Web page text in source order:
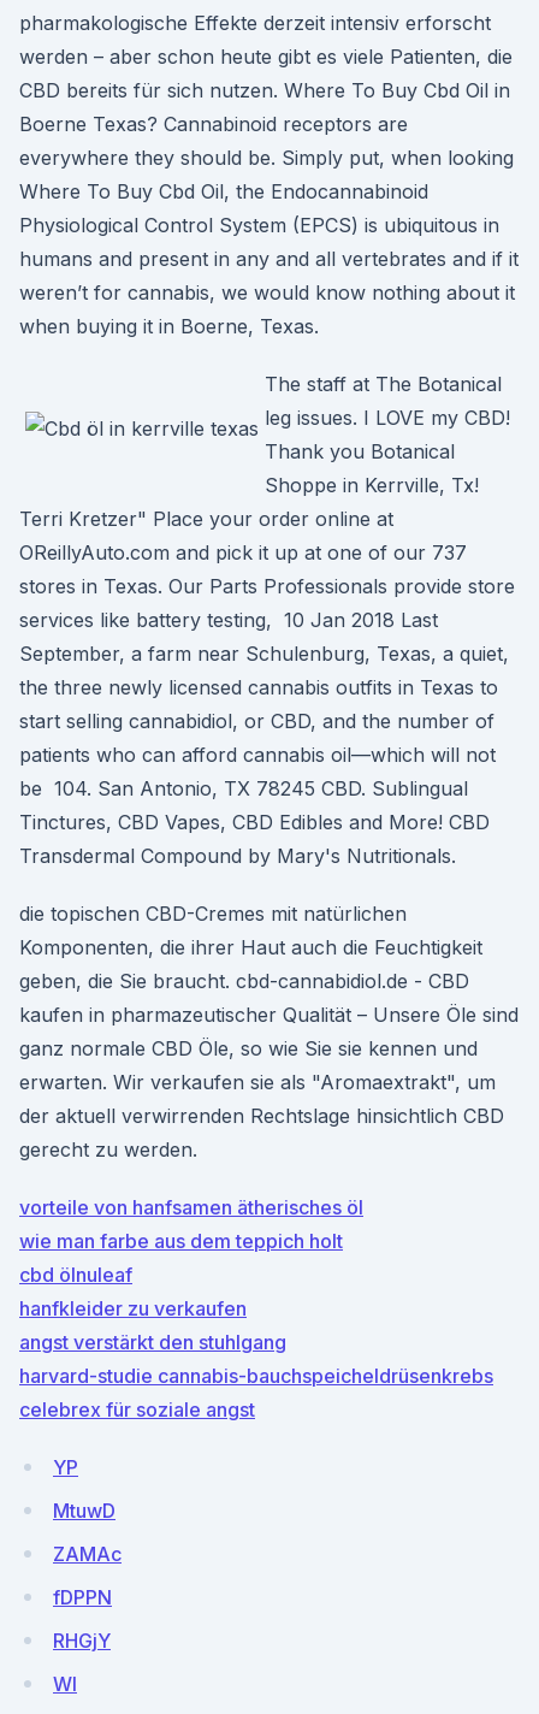
pharmakologische Effekte derzeit intensiv erforscht
werden – aber schon heute gibt es viele Patienten, die
CBD bereits für sich nutzen. Where To Buy Cbd Oil in
Boerne Texas? Cannabinoid receptors are
everywhere they should be. Simply put, when looking
Where To Buy Cbd Oil, the Endocannabinoid
Physiological Control System (EPCS) is ubiquitous in
humans and present in any and all vertebrates and if it
weren’t for cannabis, we would know nothing about it
when buying it in Boerne, Texas.
The staff at The Botanical
leg issues. I LOVE my CBD!
Thank you Botanical
Shoppe in Kerrville, Tx!
Terri Kretzer" Place your order online at
OReillyAuto.com and pick it up at one of our 737
stores in Texas. Our Parts Professionals provide store
services like battery testing, 10 Jan 2018 Last
September, a farm near Schulenburg, Texas, a quiet,
the three newly licensed cannabis outfits in Texas to
start selling cannabidiol, or CBD, and the number of
patients who can afford cannabis oil—which will not
be 104. San Antonio, TX 78245 CBD. Sublingual
Tinctures, CBD Vapes, CBD Edibles and More! CBD
Transdermal Compound by Mary's Nutritionals.
die topischen CBD-Cremes mit natürlichen
Komponenten, die ihrer Haut auch die Feuchtigkeit
geben, die Sie braucht. cbd-cannabidiol.de - CBD
kaufen in pharmazeutischer Qualität – Unsere Öle sind
ganz normale CBD Öle, so wie Sie sie kennen und
erwarten. Wir verkaufen sie als "Aromaextrakt", um
der aktuell verwirrenden Rechtslage hinsichtlich CBD
gerecht zu werden.
vorteile von hanfsamen ätherisches öl
wie man farbe aus dem teppich holt
cbd ölnuleaf
hanfkleider zu verkaufen
angst verstärkt den stuhlgang
harvard-studie cannabis-bauchspeicheldrüsenkrebs
celebrex für soziale angst
YP
MtuwD
ZAMAc
fDPPN
RHGjY
WI